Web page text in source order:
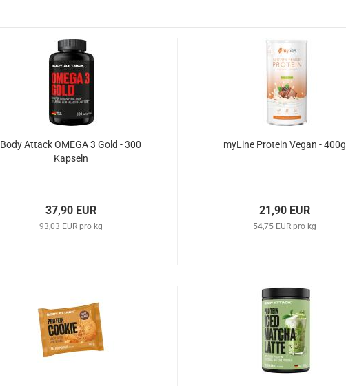
Body Attack OMEGA 3 Gold - 300
Kapseln
37,90 EUR
93,03 EUR pro kg
myLine Protein Vegan - 400g
21,90 EUR
54,75 EUR pro kg